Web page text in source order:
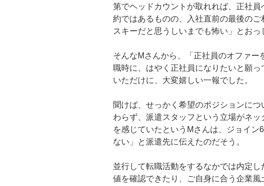
第でヘッドカウントが取れれば、正社
約ではあるものの、入社直前の最後のご
スキーだと思うしいまでも怖い」とおっ
そんなMさんから、「正社員のオファー
職時に、はやく正社員になりたいと願
いただけに、大変嬉しい一報でした。
聞けば、せっかく希望のポジションに
わらず、派遣スタッフという立場がネ
を感じていたというMさんは、ジョイン
ない」と派遣先に伝えたのだそう。
並行して転職活動をするなかでは内定
値を確認できたり、ご自身に合う企業